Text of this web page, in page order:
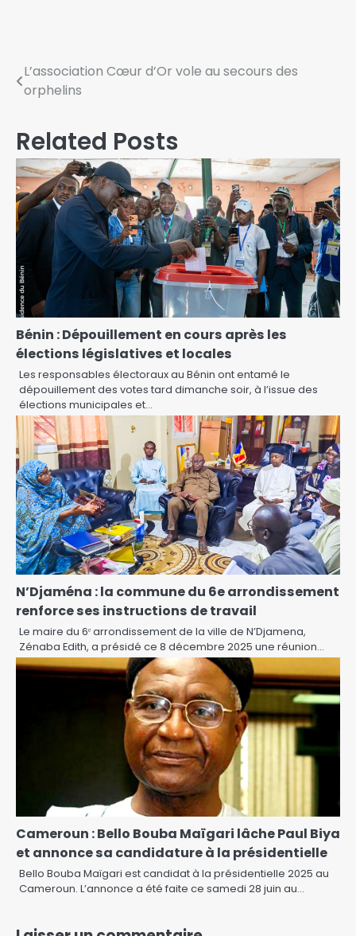
L’association Cœur d’Or vole au secours des
orphelins
Related Posts
Bénin : Dépouillement en cours après les
élections législatives et locales
Les responsables électoraux au Bénin ont entamé le
dépouillement des votes tard dimanche soir, à l’issue des
élections municipales et…
N’Djaména : la commune du 6e arrondissement
renforce ses instructions de travail
Le maire du 6ᵉ arrondissement de la ville de N’Djamena,
Zénaba Edith, a présidé ce 8 décembre 2025 une réunion…
Cameroun : Bello Bouba Maïgari lâche Paul Biya
et annonce sa candidature à la présidentielle
Bello Bouba Maïgari est candidat à la présidentielle 2025 au
Cameroun. L’annonce a été faite ce samedi 28 juin au…